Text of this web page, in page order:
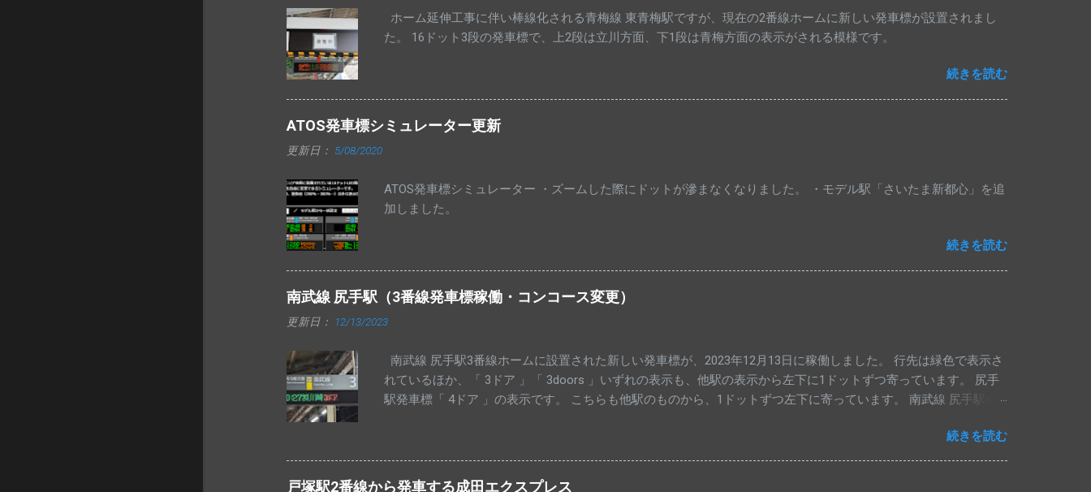
ホーム延伸工事に伴い棒線化される青梅線 東青梅駅ですが、現在の2番線ホームに新しい発車標が設置されまし
た。 16ドット3段の発車標で、上2段は立川方面、下1段は青梅方面の表示がされる模様です。
続きを読む
ATOS発車標シミュレーター更新
更新日： 5/08/2020
ATOS発車標シミュレーター ・ズームした際にドットが滲まなくなりました。 ・モデル駅「さいたま新都心」を追
加しました。
続きを読む
南武線 尻手駅（3番線発車標稼働・コンコース変更）
更新日： 12/13/2023
南武線 尻手駅3番線ホームに設置された新しい発車標が、2023年12月13日に稼働しました。 行先は緑色で表示さ
れているほか、「 3ドア 」「 3doors 」いずれの表示も、他駅の表示から左下に1ドットずつ寄っています。 尻手
駅発車標「 4ドア 」の表示です。 こちらも他駅のものから、1ドットずつ左下に寄っています。 南武線 尻手駅の
きの先発列車で固定になっているものと思われます。 手入力の「 八丁畷・浜川崎方面 」とナンバリング[ JN54 ]も
表示されています。
続きを読む
戸塚駅2番線から発車する成田エクスプレス